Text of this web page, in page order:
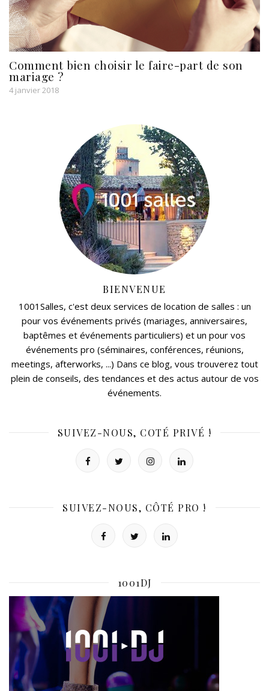
Comment bien choisir le faire-part de son
mariage ?
4 janvier 2018
BIENVENUE
1001Salles, c'est deux services de location de salles : un
pour vos événements privés (mariages, anniversaires,
baptêmes et événements particuliers) et un pour vos
événements pro (séminaires, conférences, réunions,
meetings, afterworks, ...) Dans ce blog, vous trouverez tout
plein de conseils, des tendances et des actus autour de vos
événements.
SUIVEZ-NOUS, COTÉ PRIVÉ !
SUIVEZ-NOUS, CÔTÉ PRO !
1001DJ